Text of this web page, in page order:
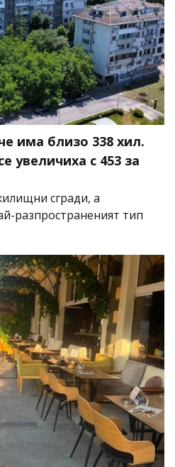
има близо 338 хил.
увеличиха с 453 за
сгради, а
разпространеният тип